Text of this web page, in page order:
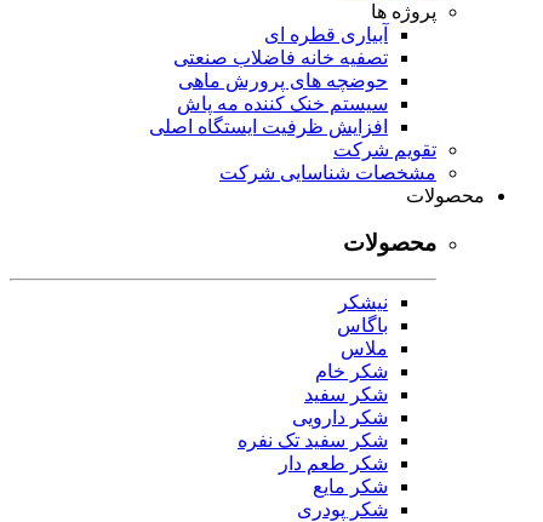
پروژه ها
آبیاری قطره ای
تصفیه خانه فاضلاب صنعتی
حوضچه های پرورش ماهی
سیستم خنک کننده مه پاش
افزایش ظرفیت ایستگاه اصلی
تقویم شرکت
مشخصات شناسایی شرکت
محصولات
محصولات
نیشکر
باگاس
ملاس
شکر خام
شکر سفید
شکر دارویی
شکر سفید تک نفره
شکر طعم دار
شکر مایع
شکر پودری